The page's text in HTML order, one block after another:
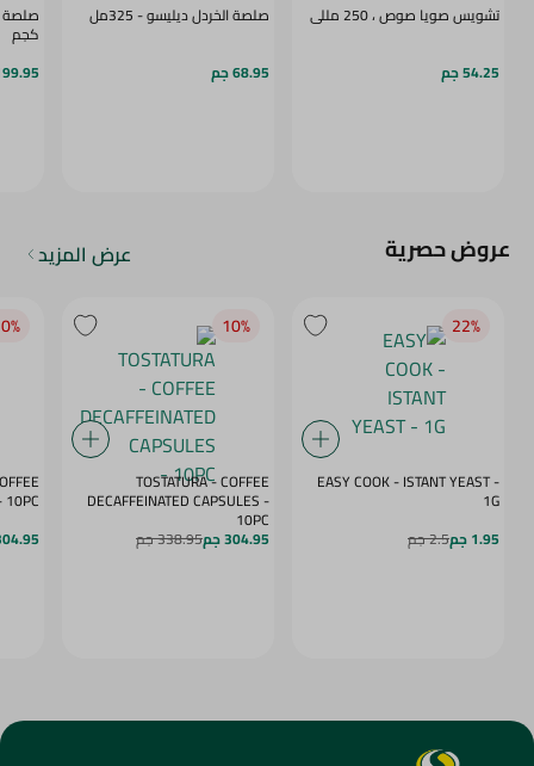
تشويس صويا صوص ، 250 مللى
54.25 جم
صلصة الخردل ديليسو - 325مل
68.95 جم
كجم
199.95
عروض حصرية عرض المزيد
22‎%‎
EASY COOK - ISTANT YEAST -
1G
1.95 جم
2.5 جم
10‎%‎
TOSTATURA - COFFEE
DECAFFEINATED CAPSULES -
10PC
304.95 جم 338.95 جم
VANILLA - 10PC
304.95